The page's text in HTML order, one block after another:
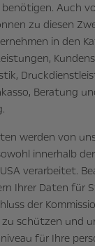
Auch
zu diesen
in den
Beratung
werden von
innerhalb
verarbeitet.
Ihrer Daten für
der
zu schützen und
für Ihre